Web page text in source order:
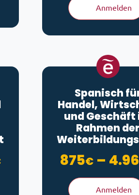
Anmelden
Preisspanne: 875€
Spanisch
Handel,
und Geschäft
Rahmen der
875€ –
Anmelden